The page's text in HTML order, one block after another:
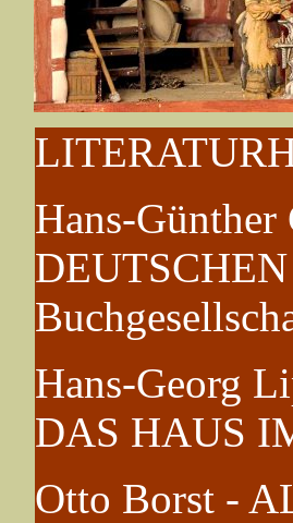
Hans-
Hans-Georg
DAS HAUS
Otto Borst -